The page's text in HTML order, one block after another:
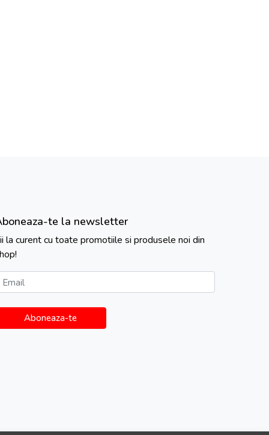
te la newsletter
la curent cu toate promotiile si produsele noi din
Email
Aboneaza-te